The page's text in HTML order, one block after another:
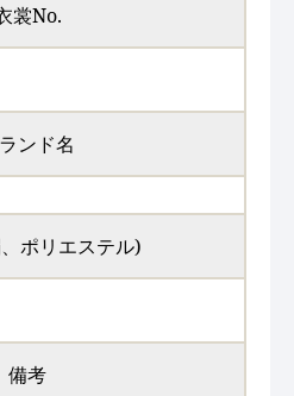
裳No.
ンド名
ポリエステル)
備考